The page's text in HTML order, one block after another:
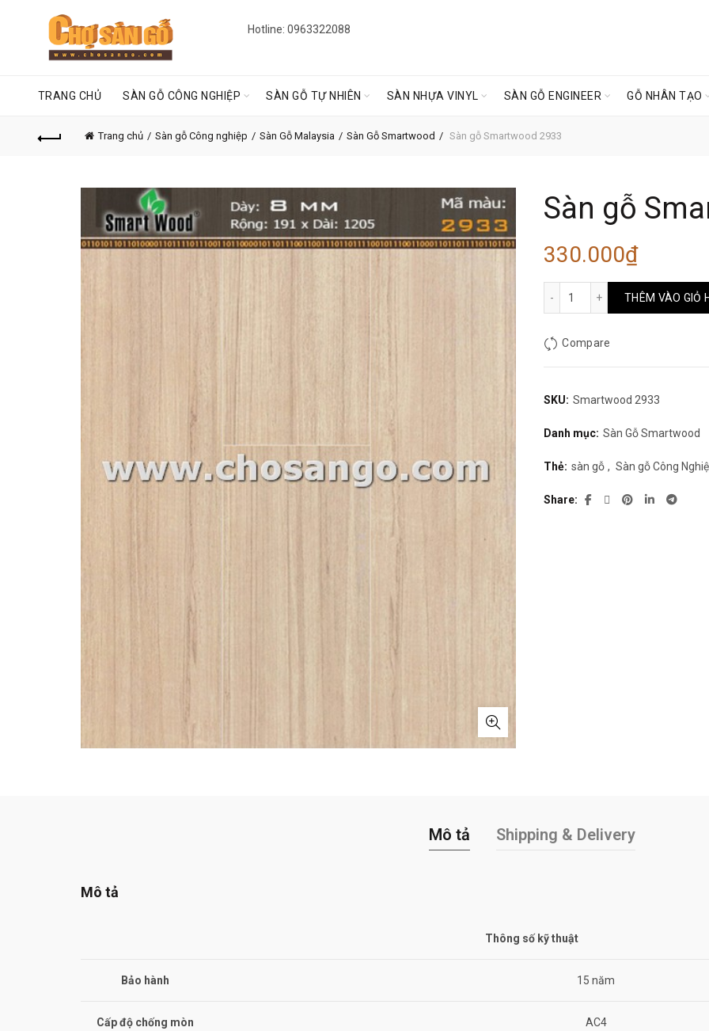
Hotline: 0963322088
TRANG CHỦ SÀN GỖ CÔNG NGHIỆP SÀN GỖ TỰ NHIÊN SÀN NHỰA VINYL SÀN GỖ ENGINEER GỖ NHÂN TẠO
Trang chủ Sàn gỗ Công nghiệp Sàn Gỗ Malaysia Sàn Gỗ Smartwood Sàn gỗ Smartwood 2933
Sàn gỗ
330.000₫
Sàn gỗ Smartwood 2933
THÊM VÀO GIỎ
Compare
SKU: Smartwood 2933
Danh mục: Sàn Gỗ Smartwood
Thẻ: sàn gỗ , Sàn gỗ Công
Share
Mô tả Shipping & Delivery
Mô tả
Thông số kỹ thuật
Bảo hành 15 năm
Cấp độ chống mòn AC4